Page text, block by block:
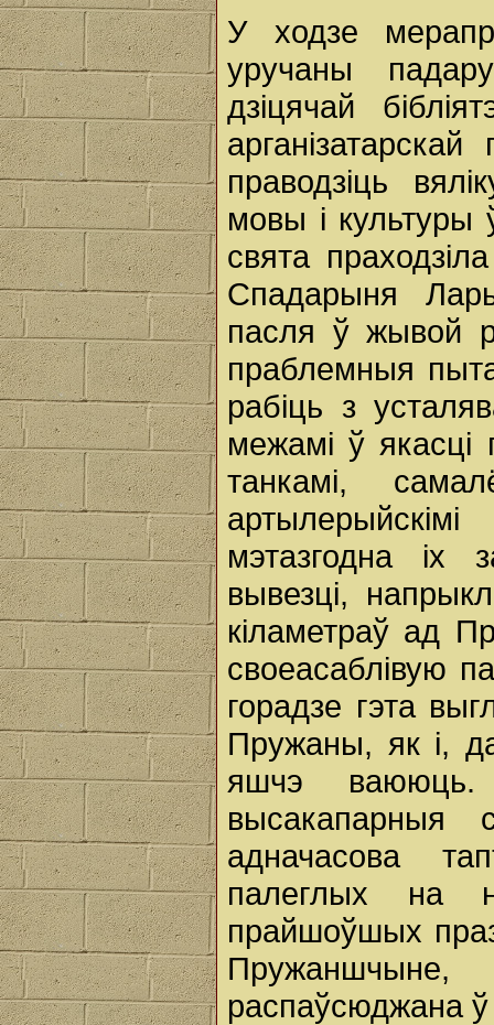
У ходзе
уручаны
дзіцячай
праводзіць
мовы і
свята
Спадарыня
пасля ў жывой
праблемныя
рабіць з
межамі ў якасці
танкамі,
мэтазгодна іх
вывезці,
кіламетраў ад
своеасаблівую
горадзе гэта
Пружаны, як і,
яшчэ
адначасова
палеглых на
прайшоўшых
распаўсюджана ў